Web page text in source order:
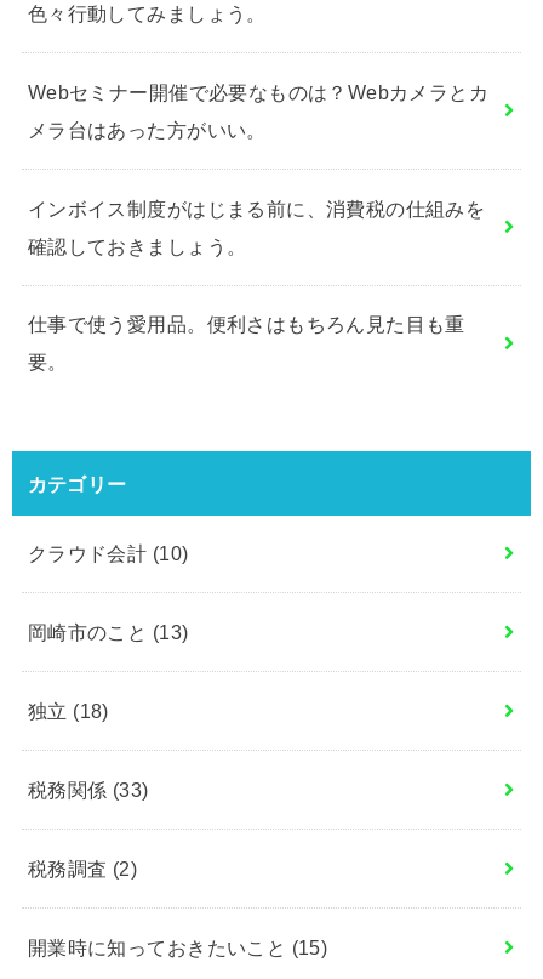
色々行動してみましょう。
Webセミナー開催で必要なものは？Webカメラとカ
メラ台はあった方がいい。
インボイス制度がはじまる前に、消費税の仕組みを
確認しておきましょう。
仕事で使う愛用品。便利さはもちろん見た目も重
要。
カテゴリー
クラウド会計 (10)
岡崎市のこと (13)
独立 (18)
税務関係 (33)
税務調査 (2)
開業時に知っておきたいこと (15)